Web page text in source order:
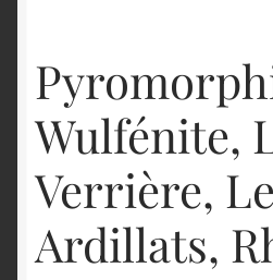
Wulfénite,
Verrière,
Ardillats,